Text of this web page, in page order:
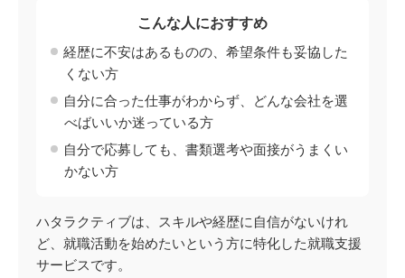
こんな人におすすめ
経歴に不安はあるものの、希望条件も妥協した
くない方
自分に合った仕事がわからず、どんな会社を選
べばいいか迷っている方
自分で応募しても、書類選考や面接がうまくい
かない方
ハタラクティブは、スキルや経歴に自信がないけれ
ど、就職活動を始めたいという方に特化した就職支援
サービスです。